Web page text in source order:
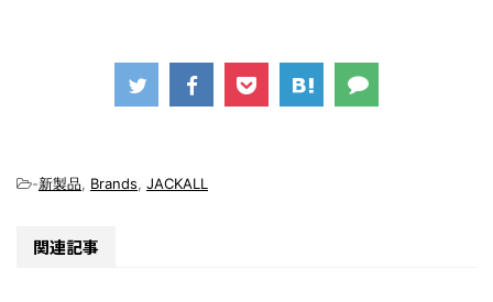
-新製品, Brands, JACKALL
関連記事